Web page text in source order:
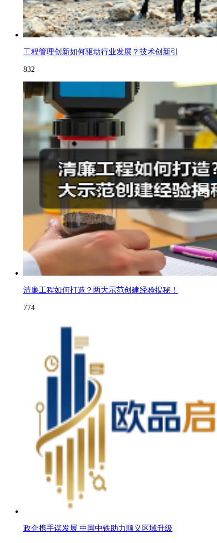
工程管理创新如何驱动行业发展？技术创新引
832
清廉工程如何打造？两大示范创建经验揭秘！
774
政企携手谋发展 中国中铁助力顺义区域升级